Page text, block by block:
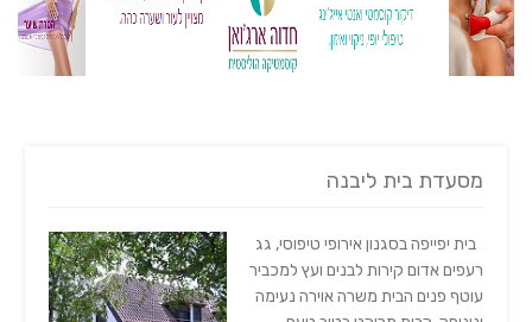
מסעדת בית ליבנה
בית יפייפה בסגנון אירופי טיפוסי, גג
רעפים אדום קירות לבנים ועץ למכביר
עוטף פנים הבית משרה אוירה נעימה